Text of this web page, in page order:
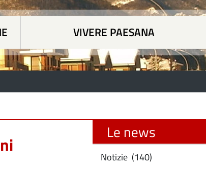
VIVERE PAESANA
Le news
Notizie (140)